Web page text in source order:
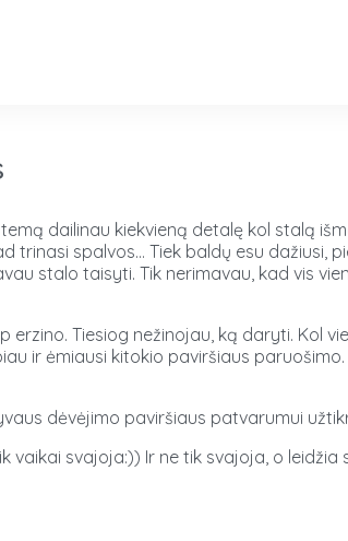
dailinau kiekvieną detalę kol stalą
trinasi spalvos… Tiek baldų esu dažiusi,
stalo taisyti. Tik nerimavau, kad vis
Tiesiog nežinojau, ką daryti. Kol
ir ėmiausi kitokio paviršiaus
dėvėjimo paviršiaus patvarumui
svajoja:)) Ir ne tik svajoja, o leidžia